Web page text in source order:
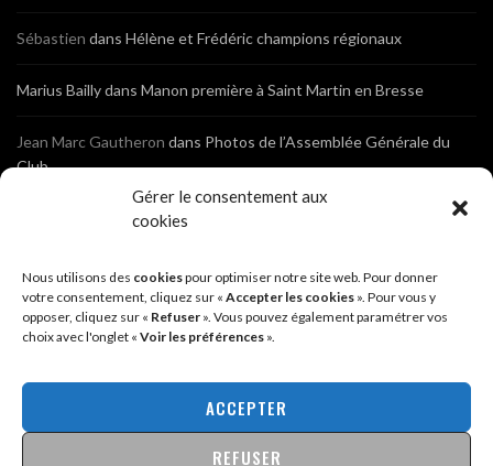
Gérer le consentement aux
cookies
Nous utilisons des cookiespour optimiser notre site web. Pour donner
votre consentement, cliquez sur « Accepter les cookies ». Pour vous y
opposer, cliquez sur « Refuser ». Vous pouvez également paramétrer vos
choix avec l'onglet « Voir les préférences ».
ACCEPTER
REFUSER
Sébastien dans Hélène et Frédéric champions régionaux
Marius Baillydans Manon première à Saint Martin en Bresse
Jean Marc Gautheron dans Photos de l’Assemblée Générale du
Club
Photos de l’Assemblée Générale du Club
Sébastien dans Cyclocross de Brochon (21)
Breniauxdans Cyclocross de Brochon (21)